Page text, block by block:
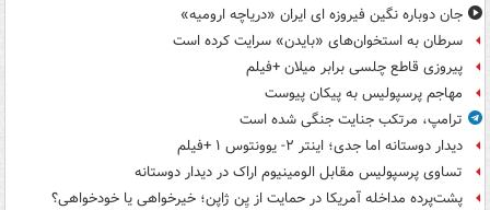
جان دوباره نگین فیروزه ای ایران «دریاچه ارومیه»
سرطان به استخوان‌های «بایدن» سرایت کرده است
پیروزی قاطع چلسی برابر میلان +فیلم
مهاجم پرسپولیس به پیکان پیوست
ترامپ، مرتکب جنایت جنگی شده است
دیدار دوستانه اما جدی؛ اینتر ۲- یوونتوس ۱ +فیلم
تساوی پرسپولیس مقابل الومینیوم اراک در دیدار دوستانه
پشت‌پرده مداخله آمریکا در حمایت از یِن ژاپن؛ خیرخواهی یا خودخواهی؟